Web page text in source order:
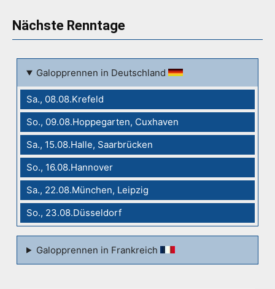
Nächste Renntage
Galopprennen in Deutschland
Sa., 08.08.Krefeld
So., 09.08.Hoppegarten, Cuxhaven
Sa., 15.08.Halle, Saarbrücken
So., 16.08.Hannover
Sa., 22.08.München, Leipzig
So., 23.08.Düsseldorf
Galopprennen in Frankreich